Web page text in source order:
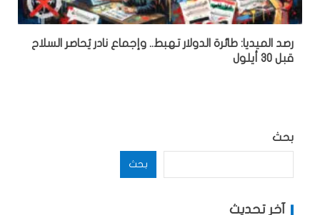
رصد الميديا: طائرة الدولار تهبط.. وإجماع نادر يُحاصر السلاح
قبل 30 أيلول
بحث
بحث
آخر تحديث